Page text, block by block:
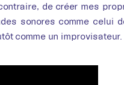
de créer mes
sonores comme celui
comme un improvisateur.